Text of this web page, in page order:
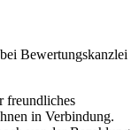
Bewertungskanzlei
freundliches
in Verbindung.